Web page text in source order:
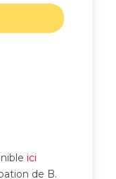
ici
de B.